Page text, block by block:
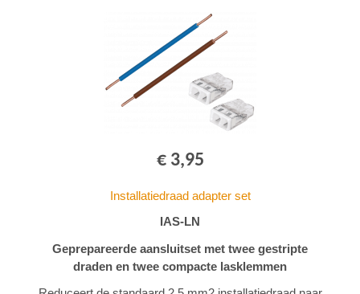
€ 3,95
Installatiedraad adapter set
IAS-LN
Geprepareerde aansluitset met twee gestripte
draden en twee compacte lasklemmen